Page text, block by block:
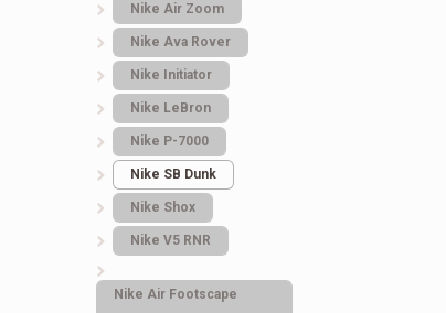
Nike Air Zoom
Nike Ava Rover
Nike Initiator
Nike LeBron
Nike P-7000
Nike SB Dunk
Nike Shox
Nike V5 RNR
Nike Air Footscape